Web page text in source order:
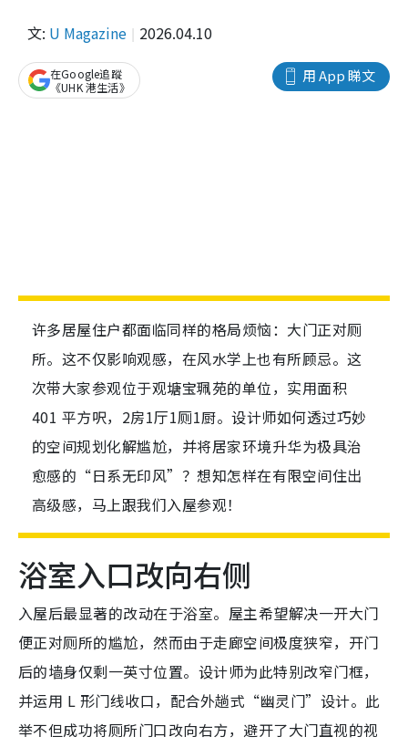
文: U Magazine 2026.04.10
用 App 睇文
在Google追蹤
《UHK 港生活》
许多居屋住户都面临同样的格局烦恼：大门正对厕
所。这不仅影响观感，在风水学上也有所顾忌。这
次带大家参观位于观塘宝珮苑的单位，实用面积
401 平方呎，2房1厅1厕1厨。设计师如何透过巧妙
的空间规划化解尴尬，并将居家环境升华为极具治
愈感的“日系无印风”？想知怎样在有限空间住出
高级感，马上跟我们入屋参观！
浴室入口改向右侧
入屋后最显著的改动在于浴室。屋主希望解决一开大门
便正对厕所的尴尬，然而由于走廊空间极度狭窄，开门
后的墙身仅剩一英寸位置。设计师为此特别改窄门框，
并运用 L 形门线收口，配合外趟式“幽灵门”设计。此
举不但成功将厕所门口改向右方，避开了大门直视的视